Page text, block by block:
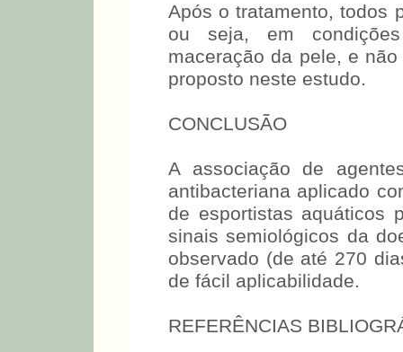
Após o tratamento, todos
ou seja, em
maceração da pele, e
proposto neste estudo.
CONCLUSÃO
A associação de
antibacteriana aplicado
de esportistas aquáticos
sinais semiológicos da
observado (de até 270
de fácil aplicabilidade.
REFERÊNCIAS